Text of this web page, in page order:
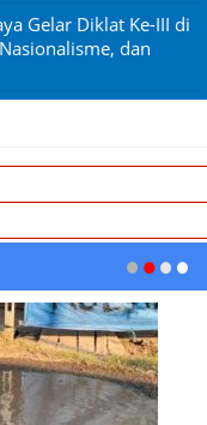
Gelar Diklat Ke-III di
dan